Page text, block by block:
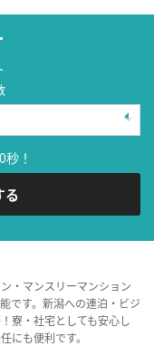
！
る
・マンスリーマンション
です。新潟への連泊・ビジ
寮・社宅としても安心し
にも便利です。